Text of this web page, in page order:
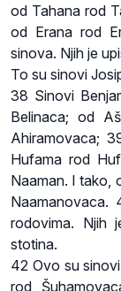
od Tahana rod
od Erana rod
sinova. Njih je
To su sinovi
38 Sinovi
Belinaca; od
Ahiramovaca;
Hufama rod
Naaman. I tako,
Naamanovaca.
rodovima. Njih
stotina.
42 Ovo su
rod